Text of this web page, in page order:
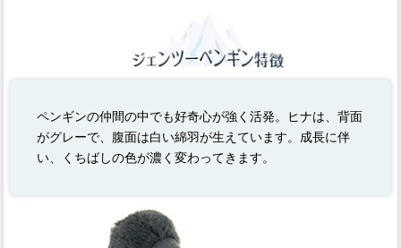
ペンギンの仲間の中でも好奇心が強く活発。ヒナは、背面
がグレーで、腹面は白い綿羽が生えています。成長に伴
い、くちばしの色が濃く変わってきます。